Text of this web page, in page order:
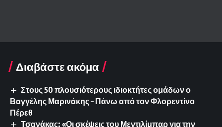
Διαβάστε ακόμα
Στους 50 πλουσιότερους ιδιοκτήτες ομάδων ο
Βαγγέλης Μαρινάκης – Πάνω από τον Φλορεντίνο
Πέρεθ
Τσανάκας: «Οι σκέψεις του Μεντιλίμπαρ για την